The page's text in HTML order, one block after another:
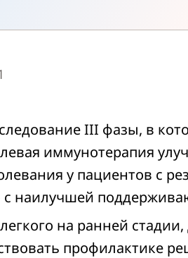
III фазы, в
иммунотерапия
у пациентов с
наилучшей
на ранней
профилактике